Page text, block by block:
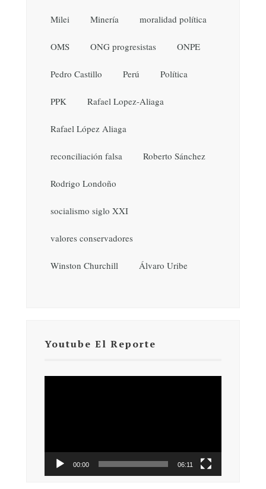
Milei Minería moralidad política
OMS ONG progresistas ONPE
Pedro Castillo Perú Política
PPK Rafael Lopez-Aliaga
Rafael López Aliaga
reconciliación falsa Roberto Sánchez
Rodrigo Londoño
socialismo siglo XXI
valores conservadores
Winston Churchill Álvaro Uribe
Youtube El Reporte
00:00 06:11